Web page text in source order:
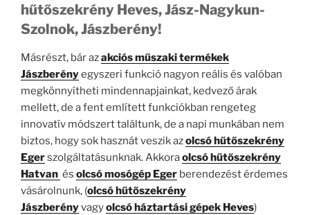
hűtőszekrény Heves, Jász-Nagykun-
Szolnok, Jászberény!
Másrészt, bár azakciós műszaki termékek
Jászberényegyszeri funkció nagyon reális és valóban
megkönnyítheti mindennapjainkat, kedvező árak
mellett, de a fent említett funkciókban rengeteg
innovatív módszert találtunk, de a napi munkában nem
biztos, hogy sok hasznát veszik azolcsó hűtőszekrény
Egerszolgáltatásunknak. Akkoraolcsó hűtőszekrény
Hatvan és olcsó mosógép Eger berendezést érdemes
vásárolnunk, (olcsó hűtőszekrény
Jászberényvagyolcsó háztartási gépek Heves)